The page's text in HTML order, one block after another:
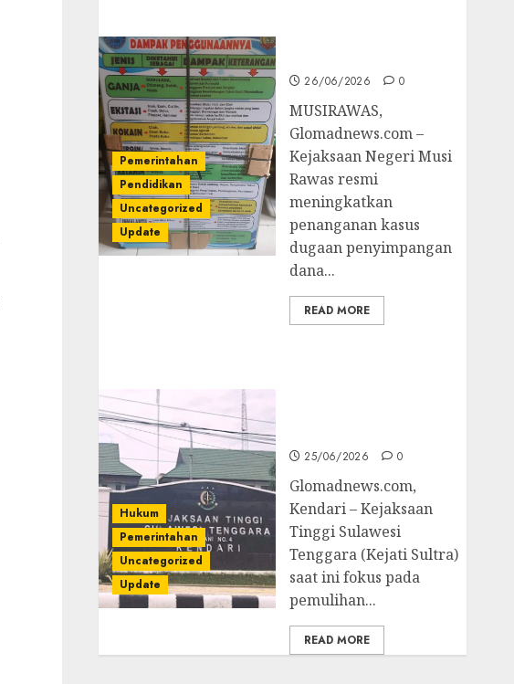
Pemerintahan
Pendidikan
Uncategorized
Update
26/06/2026 0
MUSIRAWAS,
Glomadnews.com –
Kejaksaan Negeri Musi
Rawas resmi
meningkatkan
penanganan kasus
dugaan penyimpangan
dana...
READ MORE
Hukum
Pemerintahan
Uncategorized
Update
25/06/2026 0
Glomadnews.com,
Kendari – Kejaksaan
Tinggi Sulawesi
Tenggara (Kejati Sultra)
saat ini fokus pada
pemulihan...
READ MORE